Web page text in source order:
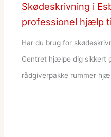
Skødeskrivning i
professionel hjælp
Har du brug for
Centret hjælpe dig sikkert
rådgiverpakke rummer